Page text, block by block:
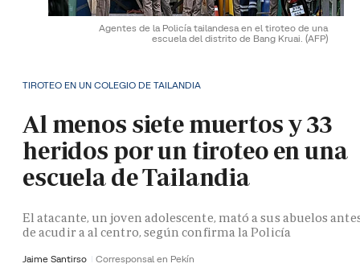
Agentes de la Policía tailandesa en el tiroteo de una
escuela del distrito de Bang Kruai. (AFP)
TIROTEO EN UN COLEGIO DE TAILANDIA
Al menos siete muertos y 33
heridos por un tiroteo en una
escuela de Tailandia
El atacante, un joven adolescente, mató a sus abuelos
de acudir a al centro, según confirma la Policía
Jaime Santirso Corresponsal en Pekín